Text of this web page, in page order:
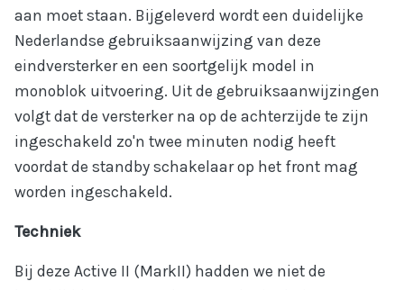
aan moet staan. Bijgeleverd wordt een duidelijke
Nederlandse gebruiksaanwijzing van deze
eindversterker en een soortgelijk model in
monoblok uitvoering. Uit de gebruiksaanwijzingen
volgt dat de versterker na op de achterzijde te zijn
ingeschakeld zo'n twee minuten nodig heeft
voordat de standby schakelaar op het front mag
worden ingeschakeld.
Techniek
Bij deze Active II (MarkII) hadden we niet de